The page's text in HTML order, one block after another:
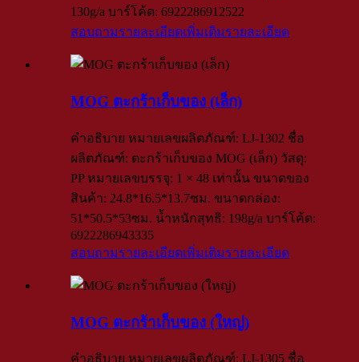
130g/a บาร์โค้ด: 6922286912522
สอบถามรายละเอียดเพิ่มเติมรายละเอียด
MOG ตะกร้าเก็บของ (เล็ก)
คำอธิบาย หมายเลขผลิตภัณฑ์: LJ-1302 ชื่อ
ผลิตภัณฑ์: ตะกร้าเก็บของ MOG (เล็ก) วัสดุ:
PP หมายเลขบรรจุ: 1 × 48 เท่านั้น ขนาดของ
สินค้า: 24.8*16.5*13.7ซม. ขนาดกล่อง:
51*50.5*53ซม. น้ำหนักสุทธิ: 198g/a บาร์โค้ด:
6922286943335
สอบถามรายละเอียดเพิ่มเติมรายละเอียด
MOG ตะกร้าเก็บของ (ใหญ่)
คำอธิบาย หมายเลขผลิตภัณฑ์: LJ-1305 ชื่อ